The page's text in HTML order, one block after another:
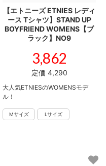
【エトニーズ ETNIES レディ
ース Tシャツ】STAND UP
BOYFRIEND WOMENS【ブ
ラック】NO9
3,862
定価 4,290
大人気ETNIESのWOMENSモデ
ル！